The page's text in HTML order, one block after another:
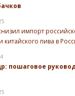
импорт
китайского пива в
пошаговое